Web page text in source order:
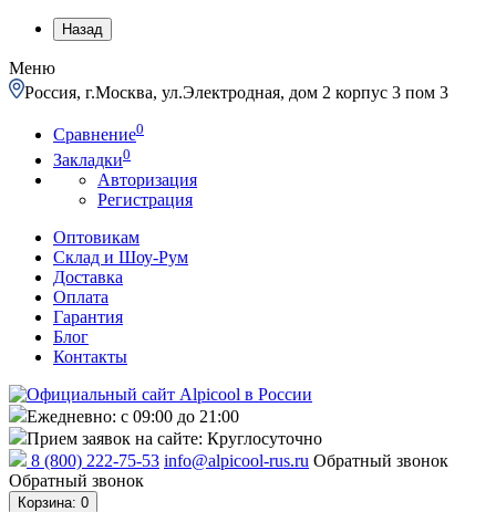
Назад
Меню
Россия, г.Москва, ул.Электродная, дом 2 корпус 3 пом 3
Сравнение0
Закладки0
Авторизация
Регистрация
Оптовикам
Склад и Шоу-Рум
Доставка
Оплата
Гарантия
Блог
Контакты
Ежедневно: с 09:00 до 21:00
Прием заявок на сайте: Круглосуточно
8 (800) 222-75-53 info@alpicool-rus.ru Обратный звонок
Обратный звонок
Корзина: 0